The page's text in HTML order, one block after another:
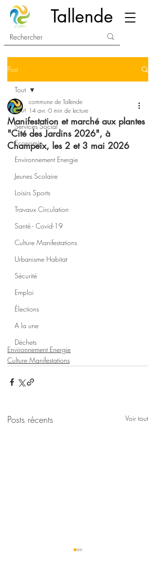
Tallende
Post
Tout
Services Social
Economie
Environnement Energie
Jeunes Scolaire
Loisirs Sports
Travaux Circulation
Santé - Covid-19
Culture Manifestations
Urbanisme Habitat
Sécurité
Emploi
Élections
A la une
Déchets
Tout
Manifestation et marché aux plantes
"Cité des Jardins 2026", à
Champeix, les 2 et 3 mai 2026
commune de Tallende
14 avr. 0 min de lecture
Environnement Energie
Culture Manifestations
Posts récents Voir tout